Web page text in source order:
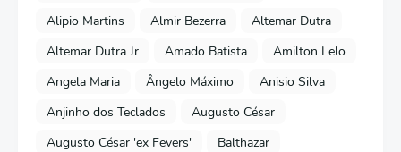
Alipio Martins
Almir Bezerra
Altemar Dutra
Altemar Dutra Jr
Amado Batista
Amilton Lelo
Angela Maria
Ângelo Máximo
Anisio Silva
Anjinho dos Teclados
Augusto César
Augusto César 'ex Fevers'
Balthazar